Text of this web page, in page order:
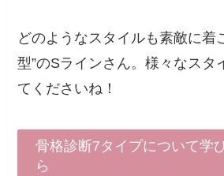
どのようなスタイルも素敵に着
型”のSラインさん。様々なスタ
てくださいね！
骨格診断7タイプについて学
ら